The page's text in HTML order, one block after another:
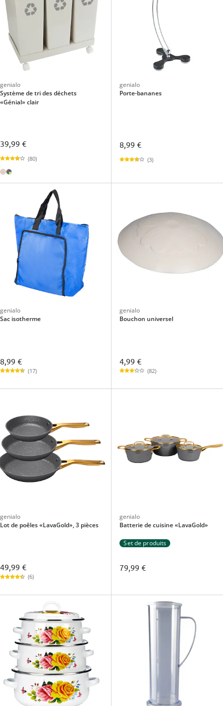
genialo
Système de tri des déchets
«Génial» clair
39,99 €
(80)
genialo
Porte-bananes
8,99 €
(3)
genialo
Sac isotherme
8,99 €
(17)
genialo
Bouchon universel
4,99 €
(82)
genialo
Lot de poêles «LavaGold», 3 pièces
49,99 €
(6)
genialo
Batterie de cuisine «LavaGold»
Set de produits
79,99 €